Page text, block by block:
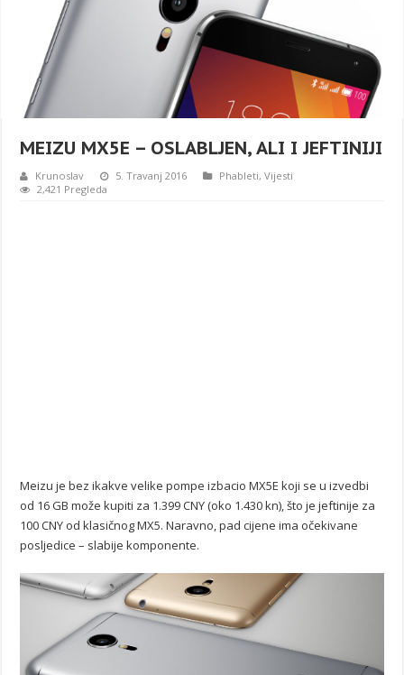
MEIZU MX5E – OSLABLJEN, ALI I JEFTINIJI
Krunoslav 5. Travanj 2016 Phableti,Vijesti
2,421 Pregleda
Meizu je bez ikakve velike pompe izbacio MX5E koji se u izvedbi
od 16 GB može kupiti za 1.399 CNY (oko 1.430 kn), što je jeftinije za
100 CNY od klasičnog MX5. Naravno, pad cijene ima očekivane
posljedice – slabije komponente.